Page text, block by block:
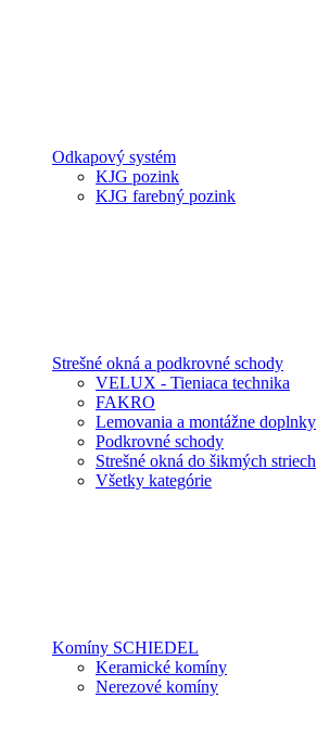
Odkapový systém
KJG pozink
KJG farebný pozink
Strešné okná a podkrovné schody
VELUX - Tieniaca technika
FAKRO
Lemovania a montážne doplnky
Podkrovné schody
Strešné okná do šikmých striech
Všetky kategórie
Komíny SCHIEDEL
Keramické komíny
Nerezové komíny